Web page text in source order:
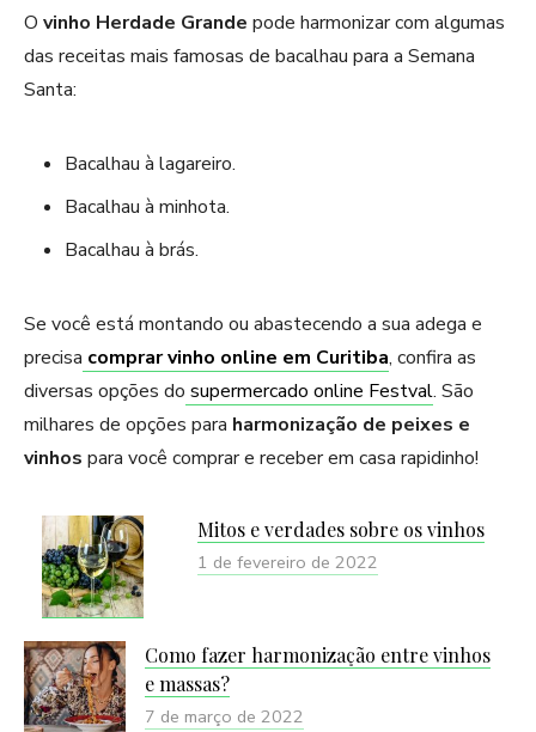
O vinho Herdade Grande pode harmonizar com algumas
das receitas mais famosas de bacalhau para a Semana
Santa:
Bacalhau à lagareiro.
Bacalhau à minhota.
Bacalhau à brás.
Se você está montando ou abastecendo a sua adega e
precisa comprar vinho online em Curitiba, confira as
diversas opções do supermercado online Festval. São
milhares de opções para harmonização de peixes e
vinhos para você comprar e receber em casa rapidinho!
Mitos e verdades sobre os vinhos
1 de fevereiro de 2022
Como fazer harmonização entre vinhos
e massas?
7 de março de 2022